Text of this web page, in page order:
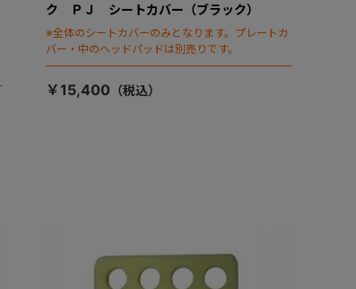
ク ＰＪ シートカバー（ブラック）
※全体のシートカバーのみとなります。プレートカ
バー・中のヘッドパッドは別売りです。
￥15,400